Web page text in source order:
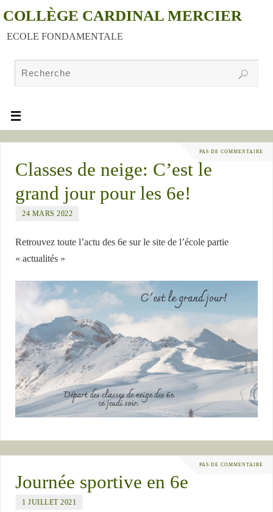
COLLÈGE CARDINAL MERCIER
ECOLE FONDAMENTALE
PAS DE COMMENTAIRE
Classes de neige: C’est le
grand jour pour les 6e!
24 MARS 2022
Retrouvez toute l’actu des 6e sur le site de l’école partie
« actualités »
PAS DE COMMENTAIRE
Journée sportive en 6e
1 JUILLET 2021